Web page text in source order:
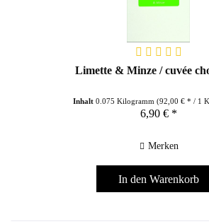
Limette & Minze / cuvée
Inhalt0.075 Kilogramm(92,00 € * / 1
6,90 € *
Merken
In den Warenkorb